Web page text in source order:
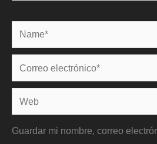
Name*
Correo
electrónico*
Web
Guardar mi nombre, correo